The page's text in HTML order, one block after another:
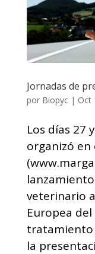
Jornadas de
por Biopyc| Oct
Los días 27
organizó en
veterinario
Europea
tratamiento
la